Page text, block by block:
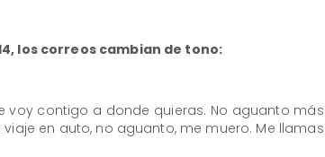
los correos cambian de tono:
voy contigo a donde quieras. No aguanto más
en auto, no aguanto, me muero. Me llamas